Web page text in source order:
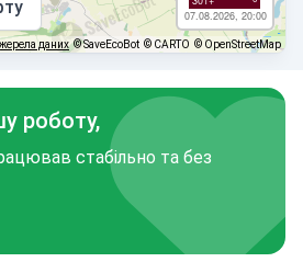
07.08.2026, 20:00
даних © SaveEcoBot © CARTO © OpenStreetMap
роботу,
стабільно та без